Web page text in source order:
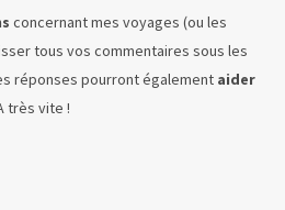
concernant mes voyages (ou les
tous vos commentaires sous les
réponses pourront également aider
très vite !